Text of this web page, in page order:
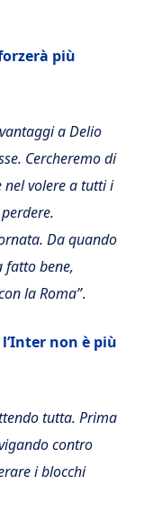
più
a Delio
Cercheremo di
nel volere a tutti i
Da quando
fatto bene,
la Roma”.
non è più
tutta. Prima
contro
i blocchi